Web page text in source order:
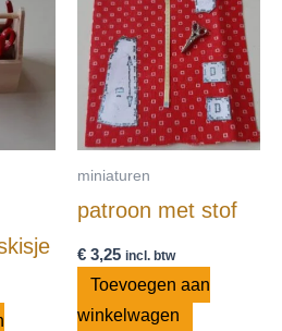
miniaturen
patroon met stof
€3,25 incl. btw
Toevoegen aan
winkelwagen